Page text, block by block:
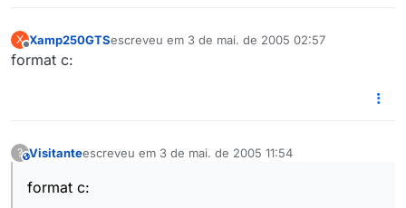
X
Offline
Xamp250GTSescreveu em 3 de mai. de 2005 02:57
última edição por
format c:
?This user is from outside of this forum
Visitanteescreveu em 3 de mai. de 2005 11:54
última edição por
format c: